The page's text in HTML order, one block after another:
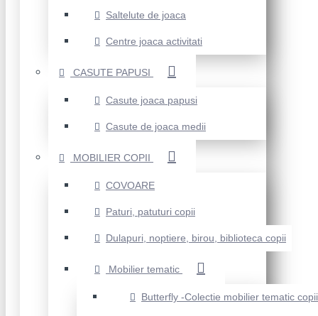
Saltelute de joaca
Centre joaca activitati
CASUTE PAPUSI
Casute joaca papusi
Casute de joaca medii
MOBILIER COPII
COVOARE
Paturi, patuturi copii
Dulapuri, noptiere, birou, biblioteca copii
Mobilier tematic
Butterfly -Colectie mobilier tematic copii